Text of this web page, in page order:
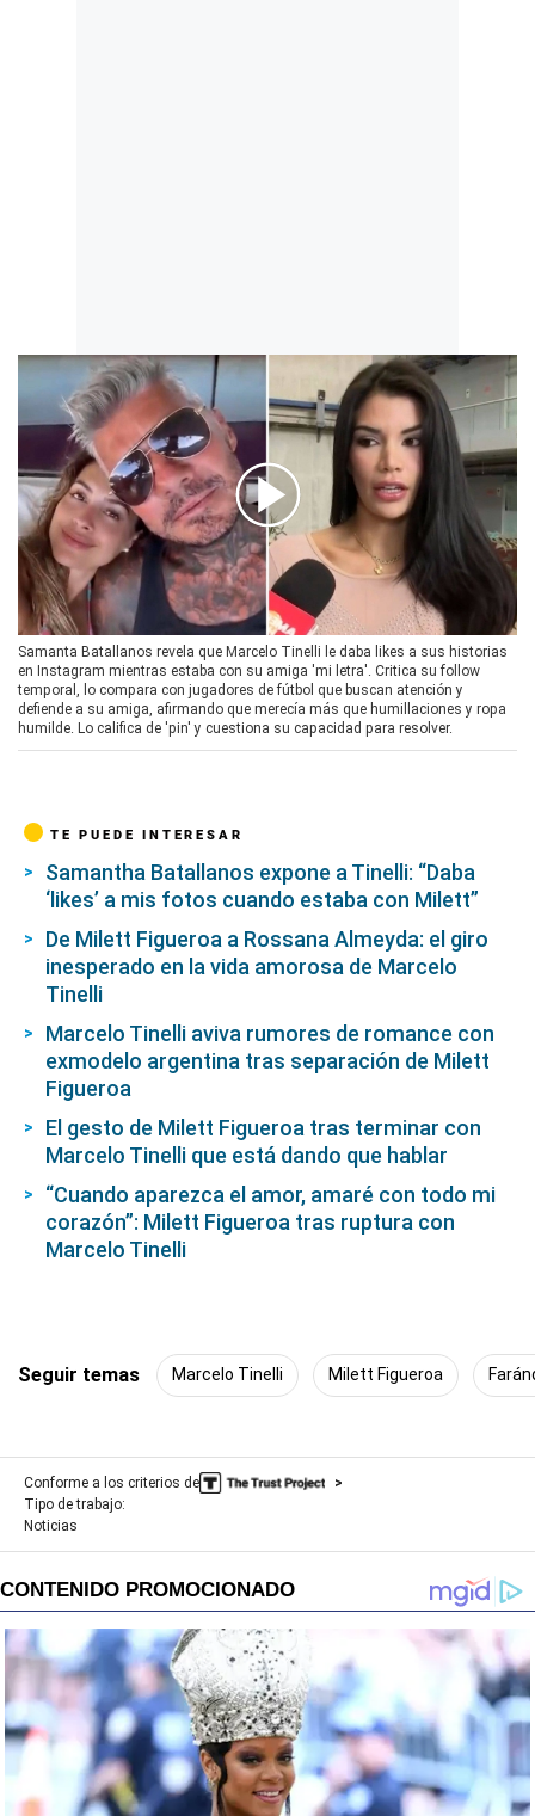
00:00 03:23
Samanta Batallanos revela que Marcelo Tinelli le daba likes a sus historias
en Instagram mientras estaba con su amiga 'mi letra'. Critica su follow
temporal, lo compara con jugadores de fútbol que buscan atención y
defiende a su amiga, afirmando que merecía más que humillaciones y ropa
humilde. Lo califica de 'pin' y cuestiona su capacidad para resolver.
TE PUEDE INTERESAR
Samantha Batallanos expone a Tinelli: “Daba
‘likes’ a mis fotos cuando estaba con Milett”
De Milett Figueroa a Rossana Almeyda: el giro
inesperado en la vida amorosa de Marcelo
Tinelli
Marcelo Tinelli aviva rumores de romance con
exmodelo argentina tras separación de Milett
Figueroa
El gesto de Milett Figueroa tras terminar con
Marcelo Tinelli que está dando que hablar
“Cuando aparezca el amor, amaré con todo mi
corazón”: Milett Figueroa tras ruptura con
Marcelo Tinelli
Seguir temas Marcelo Tinelli Milett Figueroa
Conforme a los criterios de
Tipo de trabajo:
Noticias